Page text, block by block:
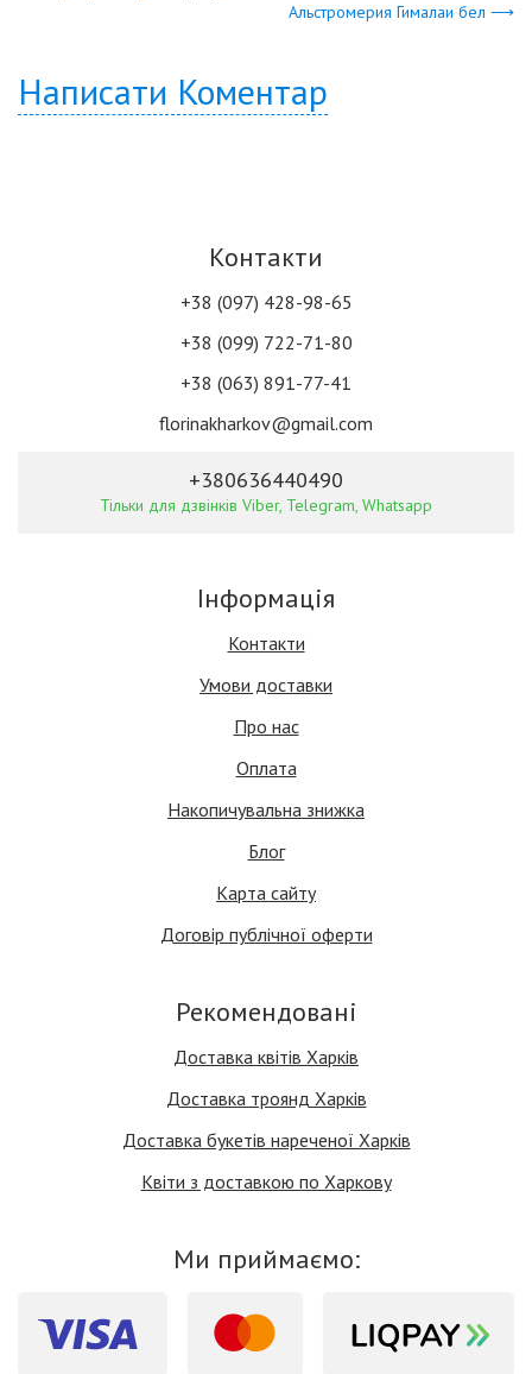
Альстромерия Гималаи бел ⟶
Написати Коментар
Контакти
+38 (097) 428-98-65
+38 (099) 722-71-80
+38 (063) 891-77-41
florinakharkov@gmail.com
+380636440490
Тільки для дзвінків Viber, Telegram, Whatsapp
Інформація
Контакти
Умови доставки
Про нас
Оплата
Накопичувальна знижка
Блог
Карта сайту
Договір публічної оферти
Рекомендовані
Доставка квітів Харків
Доставка троянд Харків
Доставка букетів нареченої Харків
Квіти з доставкою по Харкову
Ми приймаємо: